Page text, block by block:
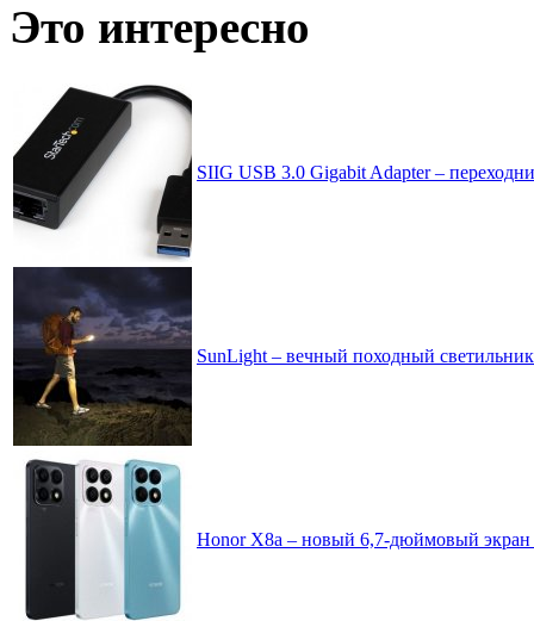
месяцам
Это интересно
SIIG USB 3.0 Gigabit Adapter –
SunLight – вечный походный
Honor X8a – новый 6,7-дюймовый экран